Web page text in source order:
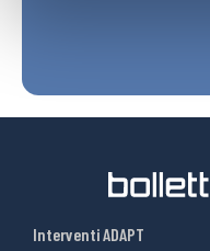
Interventi ADAPT